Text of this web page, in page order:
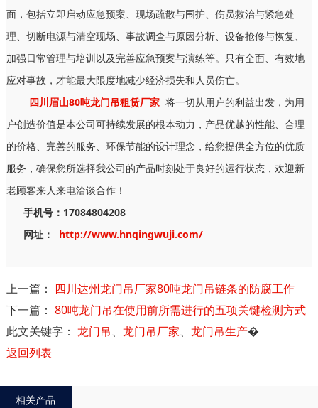
面，包括立即启动应急预案、现场疏散与围护、伤员救治与紧急处
理、切断电源与清空现场、事故调查与原因分析、设备抢修与恢复、
加强日常管理与培训以及完善应急预案与演练等。只有全面、有效地
应对事故，才能最大限度地减少经济损失和人员伤亡。
四川眉山80吨龙门吊租赁厂家 将一切从用户的利益出发，为用
户创造价值是本公司可持续发展的根本动力，产品优越的性能、合理
的价格、完善的服务、环保节能的设计理念，给您提供全方位的优质
服务，确保您所选择我公司的产品时刻处于良好的运行状态，欢迎新
老顾客来人来电洽谈合作！
手机号：17084804208
网址：
http://www.hnqingwuji.com/
上一篇： 四川达州龙门吊厂家80吨龙门吊链条的防腐工作
下一篇： 80吨龙门吊在使用前所需进行的五项关键检测方式
此文关键字： 龙门吊、 龙门吊厂家、 龙门吊生产�
返回列表
相关产品